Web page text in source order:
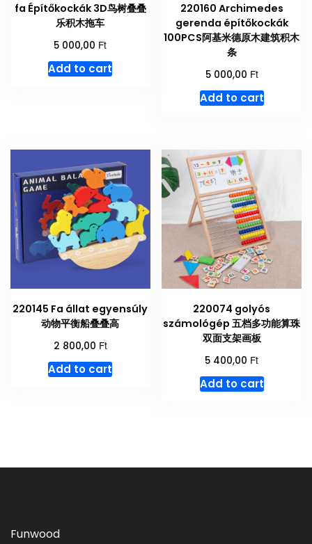
fa Építőkockák 3D鸟树叠叠
乐积木拖车
5 000,00 Ft
Add to cart
220160 Archimedes
gerenda építőkockák
100PCS阿基米德原木建筑积木
条
5 000,00 Ft
Add to cart
220145 Fa állat egyensúly
动物平衡船叠叠高
2 800,00 Ft
Add to cart
220074 golyós
számológép 五档多功能算珠
双面支架画板
5 400,00 Ft
Add to cart
Funwood